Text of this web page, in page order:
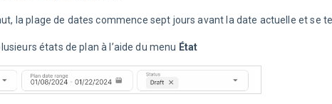
la plage de dates commence sept jours avant la date actuelle et se
états de plan à l’aide du menu État